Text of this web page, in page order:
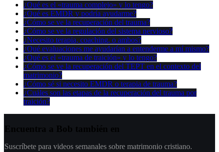
¿Qué es el «trauma complejo» y lo tengo?
¿Qué es EMDR y podría ayudarme?
¿Cómo se ve la recuperación del trauma?
¿Cómo se ve la regulación del sistema nervioso?
¿Necesito terapia, coaching, o ambos?
¿Qué evaluaciones me ayudarían a entenderme a mí mismo?
¿Qué es el «trauma de traición» y lo tengo?
¿Cómo se ve la recuperación del TEPT en el contexto del
matrimonio?
¿Cómo sé si necesito EMDR o terapia de trauma?
¿Cuáles son las etapas de la recuperación del trauma por
traición?
Suscríbete para videos semanales sobre matrimonio cristiano.